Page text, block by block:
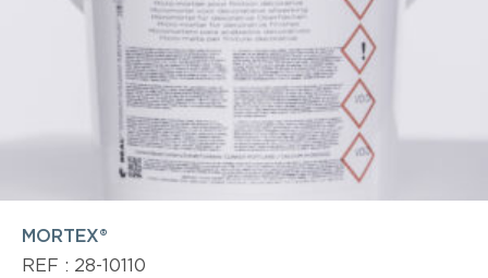
MORTEX®
REF : 28-10110